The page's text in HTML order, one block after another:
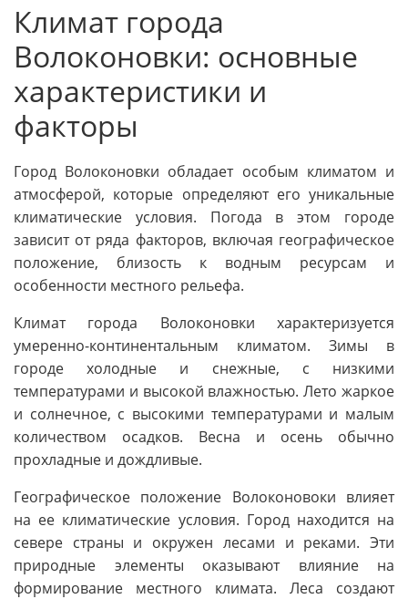
Климат города
Волоконовки: основные
характеристики и
факторы
Город Волоконовки обладает особым климатом и
атмосферой, которые определяют его уникальные
климатические условия. Погода в этом городе
зависит от ряда факторов, включая географическое
положение, близость к водным ресурсам и
особенности местного рельефа.
Климат города Волоконовки характеризуется
умеренно-континентальным климатом. Зимы в
городе холодные и снежные, с низкими
температурами и высокой влажностью. Лето жаркое
и солнечное, с высокими температурами и малым
количеством осадков. Весна и осень обычно
прохладные и дождливые.
Географическое положение Волоконовоки влияет
на ее климатические условия. Город находится на
севере страны и окружен лесами и реками. Эти
природные элементы оказывают влияние на
формирование местного климата. Леса создают